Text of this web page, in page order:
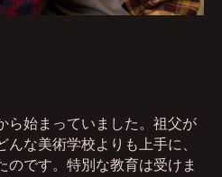
ら始まっていました。祖父が
な美術学校よりも上手に、
です。特別な教育は受けま